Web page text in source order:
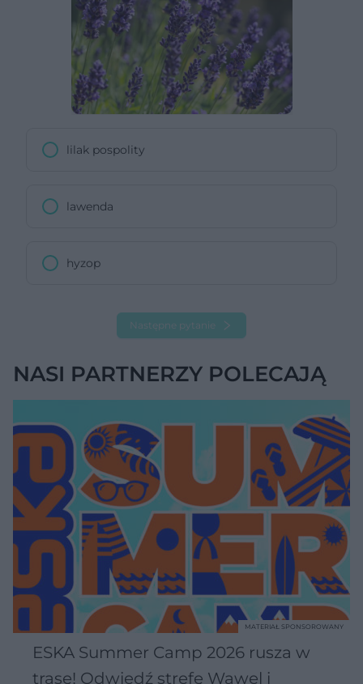
lilak pospolity
lawenda
hyzop
Następne pytanie
NASI PARTNERZY POLECAJĄ
ESKA Summer Camp 2026 rusza w
trasę! Odwiedź strefę Wawel i
MATERIAŁ SPONSOROWANY